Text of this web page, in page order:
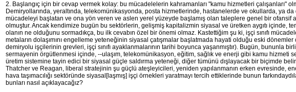
2. Başlangıç için bir cevap vermek kolay: bu mücadelelerin kahramanları "kamu hizmetleri çalışanları"
Demiryollarında, yeraltında, telekomünikasyonda, posta hizmetlerinde, hastanelerde ve okullarda, ya
mücadeleyi başlatan ve ona yön veren ve aslen yerel yüzeyde başlamış olan taleplere genel bir ofansif
olmuştur. Ancak kendimize bugün bu sektörlerin, gelişmiş kapitalizmin siyasal ve üretken aygıtı içinde,
olanın ne olduğunu sormadıkça, bu ilk cevabın özel bir önemi olmaz. Kastettiğim şu ki, işçi sınıfı
metaların dolaşımını engelleme yeteneğinin siyasal çatışmalar başlatmada hayati olduğu eski
demiryolu işçilerinin grevleri, işçi sınıfı ayaklanmalarının tarihi boyunca yaşanmıştır). Bugün, bununla
sermayenin örgütlenmesi içinde, --ulaşım, telekomünikasyon, eğitim, sağlık ve enerji gibi kamu hizmeti
üretim sistemine tayin edici bir siyasal güçle saldırma yeteneği, diğer tümünü dışlayacak bir biçimde
Thatcher ve Reagan, liberal stratejinin şu güçlü ateşleyicileri, yeniden yapılanmanın erken evresinde,
hava taşımacılığı sektöründe siyasal[laşmış] işçi örnekleri yaratmayı tercih ettiklerinde bunun
bunları nasıl açıklayacağız?